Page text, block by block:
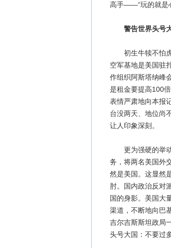
高手——“玩的就是
警告世界头号大
初生牛犊不怕虎
空军基地是美国驻
作组织阿斯塔纳峰
是租金要提高100
表情严肃地向本报
台没两天、地位尚
让人印象深刻。
更为强硬的举动
务，将两名美国外
然是美国。这显然
肘。国内政治反对
国的身影。美国大
渠道，不断地向巴
吉尔吉斯斯坦政局
头号大国：不要过